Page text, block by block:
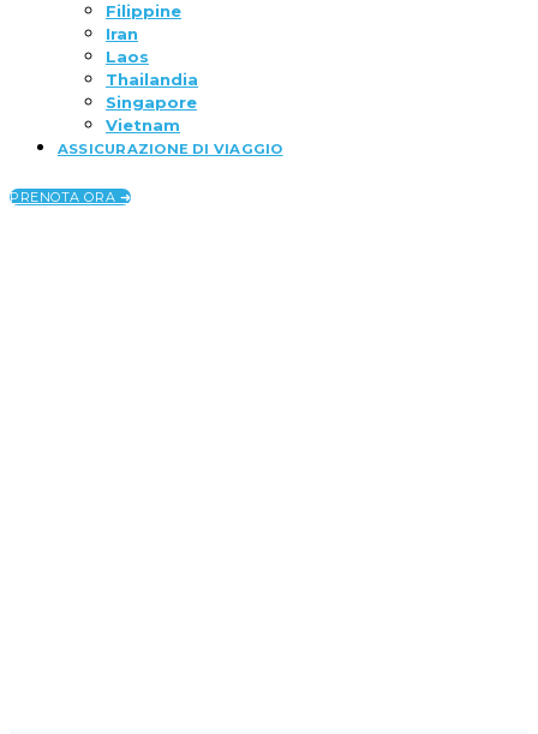
Filippine
Iran
Laos
Thailandia
Singapore
Vietnam
ASSICURAZIONE DI VIAGGIO
PRENOTA ORA ➜